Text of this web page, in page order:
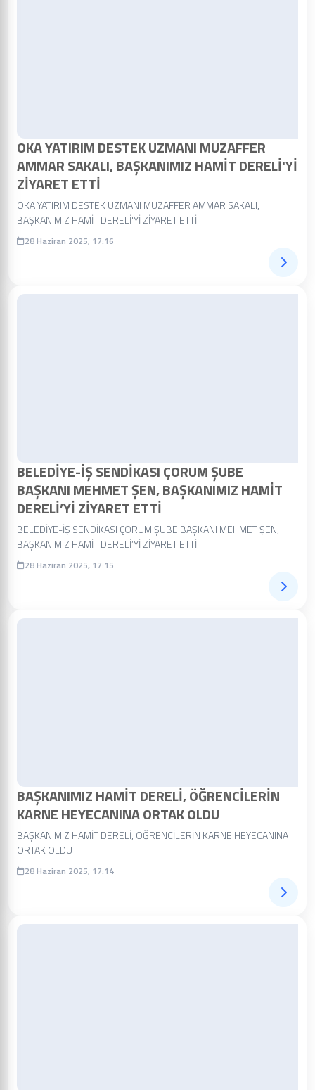
OKA YATIRIM DESTEK UZMANI MUZAFFER
AMMAR SAKALI, BAŞKANIMIZ HAMİT DERELİ'Yİ
ZİYARET ETTİ
OKA YATIRIM DESTEK UZMANI MUZAFFER AMMAR SAKALI,
BAŞKANIMIZ HAMİT DERELİ'Yİ ZİYARET ETTİ
28 Haziran 2025, 17:16
BELEDİYE-İŞ SENDİKASI ÇORUM ŞUBE
BAŞKANI MEHMET ŞEN, BAŞKANIMIZ HAMİT
DERELİ’Yİ ZİYARET ETTİ
BELEDİYE-İŞ SENDİKASI ÇORUM ŞUBE BAŞKANI MEHMET ŞEN,
BAŞKANIMIZ HAMİT DERELİ’Yİ ZİYARET ETTİ
28 Haziran 2025, 17:15
BAŞKANIMIZ HAMİT DERELİ, ÖĞRENCİLERİN
KARNE HEYECANINA ORTAK OLDU
BAŞKANIMIZ HAMİT DERELİ, ÖĞRENCİLERİN KARNE HEYECANINA
ORTAK OLDU
28 Haziran 2025, 17:14